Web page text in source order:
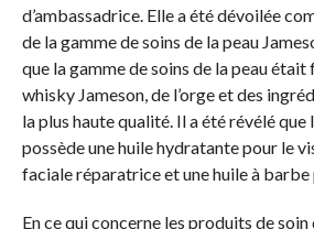
d’ambassadrice. Elle a été dévoilée
de la gamme de soins de la peau
que la gamme de soins de la peau
whisky Jameson, de l’orge et des
la plus haute qualité. Il a été révélé que
possède une huile hydratante pour le
faciale réparatrice et une huile à barbe
En ce qui concerne les produits de soin